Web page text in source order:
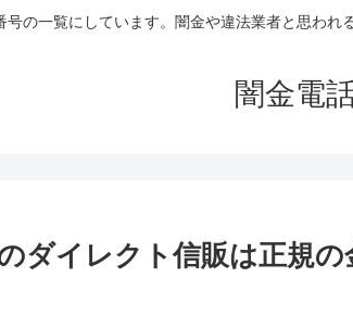
号の一覧にしています。闇金や違法業者と思われ
闇金電
のダイレクト信販は正規